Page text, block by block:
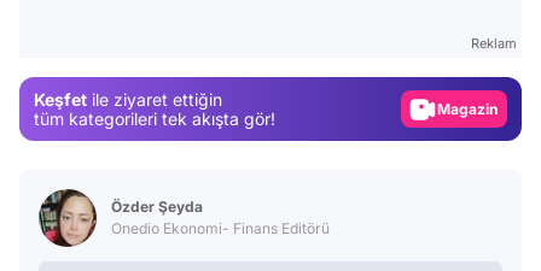
Reklam
Keşfet ile ziyaret ettiğin
tüm kategorileri tek akışta gör!
Magazin
Özder Şeyda
Onedio Ekonomi- Finans Editörü